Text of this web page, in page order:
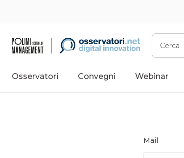
Cerca
Osservatori Convegni Webinar
Mail